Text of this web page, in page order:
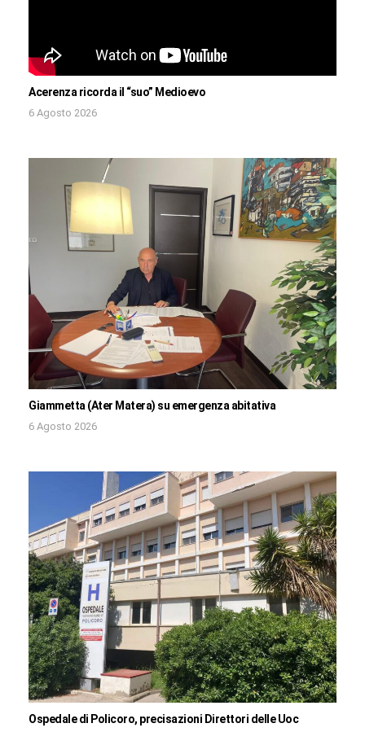
Acerenza ricorda il “suo” Medioevo
6 Agosto 2026
Giammetta (Ater Matera) su emergenza abitativa
6 Agosto 2026
Ospedale di Policoro, precisazioni Direttori delle Uoc